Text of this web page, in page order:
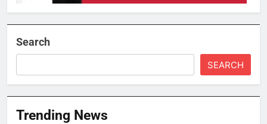
Search
SEARCH
Trending News